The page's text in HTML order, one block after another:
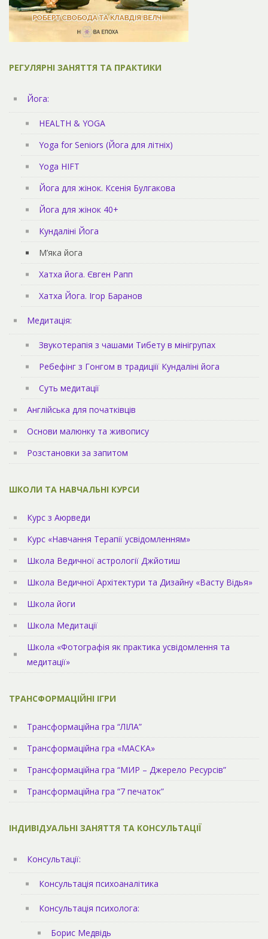
РЕГУЛЯРНІ ЗАНЯТТЯ ТА ПРАКТИКИ
Йога:
HEALTH & YOGA
Yoga for Seniors (Йога для літніх)
Yoga HIFT
Йога для жінок. Ксенія Булгакова
Йога для жінок 40+
Кундаліні Йога
М’яка йога
Хатха йога. Євген Рапп
Хатха Йога. Ігор Баранов
Медитація:
Звукотерапія з чашами Тибету в мінігрупах
Ребефінг з Гонгом в традиціії Кундаліні йога
Суть медитації
Англійська для початківців
Основи малюнку та живопису
Розстановки за запитом
ШКОЛИ ТА НАВЧАЛЬНІ КУРСИ
Курс з Аюрведи
Курс «Навчання Терапії усвідомленням»
Школа Ведичної астрології Джйотиш
Школа Ведичної Архітектури та Дизайну «Васту Відья»
Школа йоги
Школа Медитації
Школа «Фотографія як практика усвідомлення та
медитації»
ТРАНСФОРМАЦІЙНІ ІГРИ
Трансформаційна гра “ЛІЛА”
Трансформаційна гра «МАСКА»
Трансформаційна гра “МИР – Джерело Ресурсів”
Трансформаційна гра “7 печаток”
ІНДИВІДУАЛЬНІ ЗАНЯТТЯ ТА КОНСУЛЬТАЦІЇ
Консультації:
Консультація психоаналітика
Консультація психолога:
Борис Медвідь